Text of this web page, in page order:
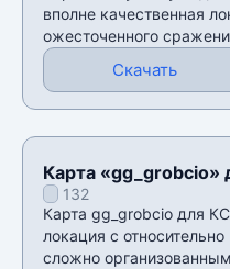
вполне качественная
ожесточенного
Скачать
Карта «gg_grobcio»
132
Карта gg_grobcio для
локация с
сложно